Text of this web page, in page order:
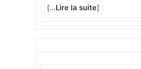
[…Lire la suite]